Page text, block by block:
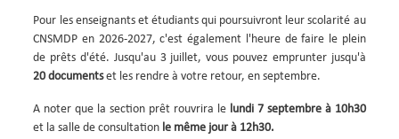
Pour les enseignants et étudiants qui poursuivront leur scolarité au
CNSMDP en 2026-2027, c'est également l'heure de faire le plein
de prêts d'été. Jusqu'au 3 juillet, vous pouvez emprunter jusqu'à
20 documentset les rendre à votre retour, en septembre.
A noter que la section prêt rouvrira le lundi 7 septembre à 10h30
et la salle de consultation le même jour à 12h30.